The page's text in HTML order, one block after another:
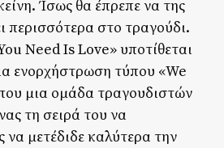
Ίσως θα έπρεπε να της
περισσότερα στο τραγούδι.
Need Is Love» υποτίθεται
ενορχήστρωση τύπου «We
μια ομάδα τραγουδιστών
τη σειρά του να
να μετέδιδε καλύτερα την